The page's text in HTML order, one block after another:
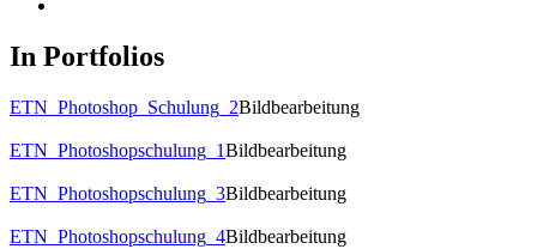
In Portfolios
ETN_Photoshop_Schulung_2Bildbearbeitung
ETN_Photoshopschulung_1Bildbearbeitung
ETN_Photoshopschulung_3Bildbearbeitung
ETN_Photoshopschulung_4Bildbearbeitung